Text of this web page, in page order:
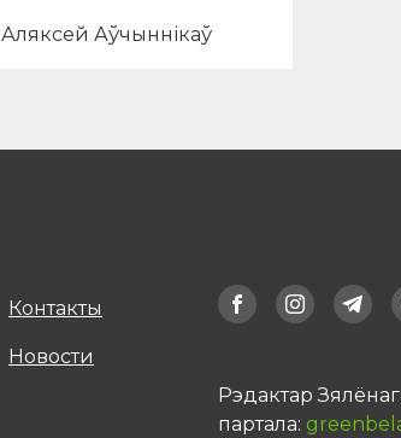
Аляксей Аўчыннікаў
Контакты
Новости
Рэдактар
партала: